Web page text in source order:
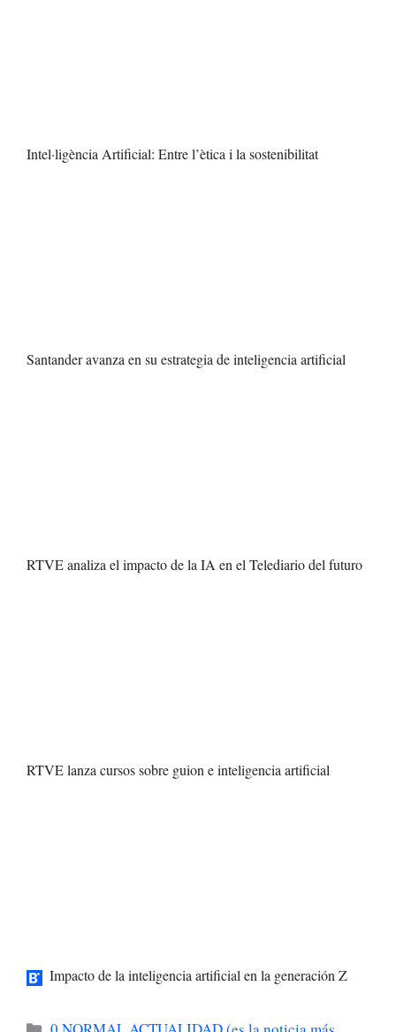
Intel·ligència Artificial: Entre l’ètica i la sostenibilitat
Santander avanza en su estrategia de inteligencia artificial
RTVE analiza el impacto de la IA en el Telediario del futuro
RTVE lanza cursos sobre guion e inteligencia artificial
Impacto de la inteligencia artificial en la generación Z
Categorías